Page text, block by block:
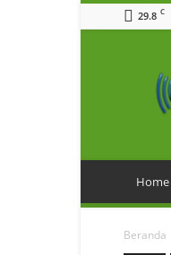
29.8 C
Home
Beranda